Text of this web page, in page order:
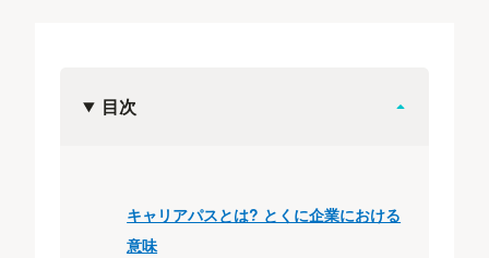
目次
キャリアパスとは? とくに企業における
意味